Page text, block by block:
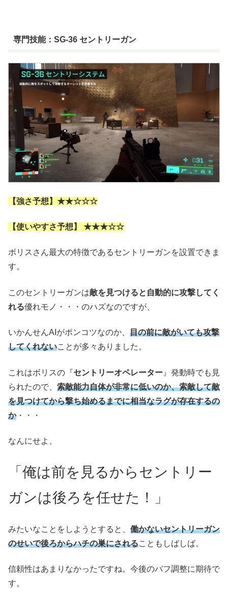
専門技能：SG-36 セントリーガン
【強さ予想】★★☆☆☆
【使いやすさ予想】 ★★★☆☆
ボリスさん最大の特徴であるセントリーガンを設置できま
す。
このセントリーガンは敵を見つけると自動的に攻撃してく
れる優れモノ・・・のハズなのですが、
いかんせんAIがポンコツなのか、 目の前に敵がいても攻撃
してくれないことが多々ありました。
これはボリスの『セントリーオペレーター 』発動時でも見
られたので、 索敵能力自体が非常に低いのか、索敵して敵
を見つけてから撃ち始めるまでに相当なラグが存在するの
か・・・
なんにせよ、
「俺は前を見るからセントリー
ガンは後ろを任せた！」
みたいなことをしようとすると、 働かないセントリーガン
のせいで後ろからハチの巣にされることもしばしば。
信頼性はあまりなかったですね。今後のバフ調整に期待で
す。